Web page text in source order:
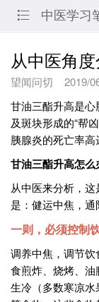
 中医学习
从中医角
望闻问切 2019/
甘油三酯升高是
及斑块形成的“帮
胰腺炎的死亡率高
甘油三酯升高怎么
从中医来分析，
是：健运中焦，通
一则，必须控制饮
调养中焦，调节
食煎炸、烧烤、油
生冷（多数寒凉水